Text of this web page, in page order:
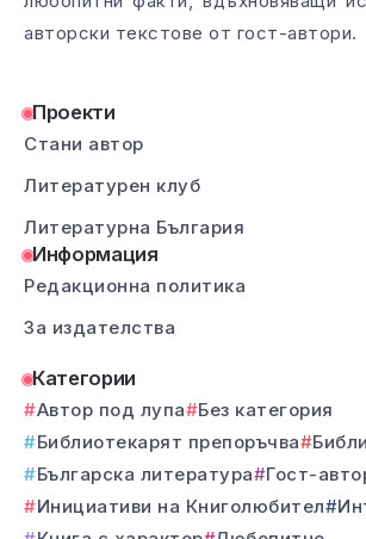
авторски текстове от гост-автори.
Проекти
Стани автор
Литературен клуб
Литературна България
Информация
Редакционна политика
За издателства
Категории
Автор под лупа
Без категория
Библиотекарят препоръчва
Българска литература
Гост-
Инициативи на Книголюбител